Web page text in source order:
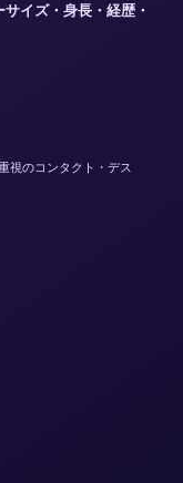
イズ・身長・経歴・
視のコンタクト・デス